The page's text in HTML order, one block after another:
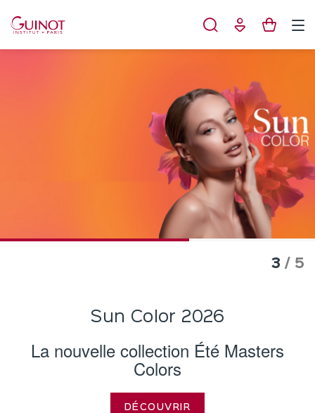
3 / 5
Sun Color 2026
La nouvelle collection Été Masters
Colors
DÉCOUVRIR